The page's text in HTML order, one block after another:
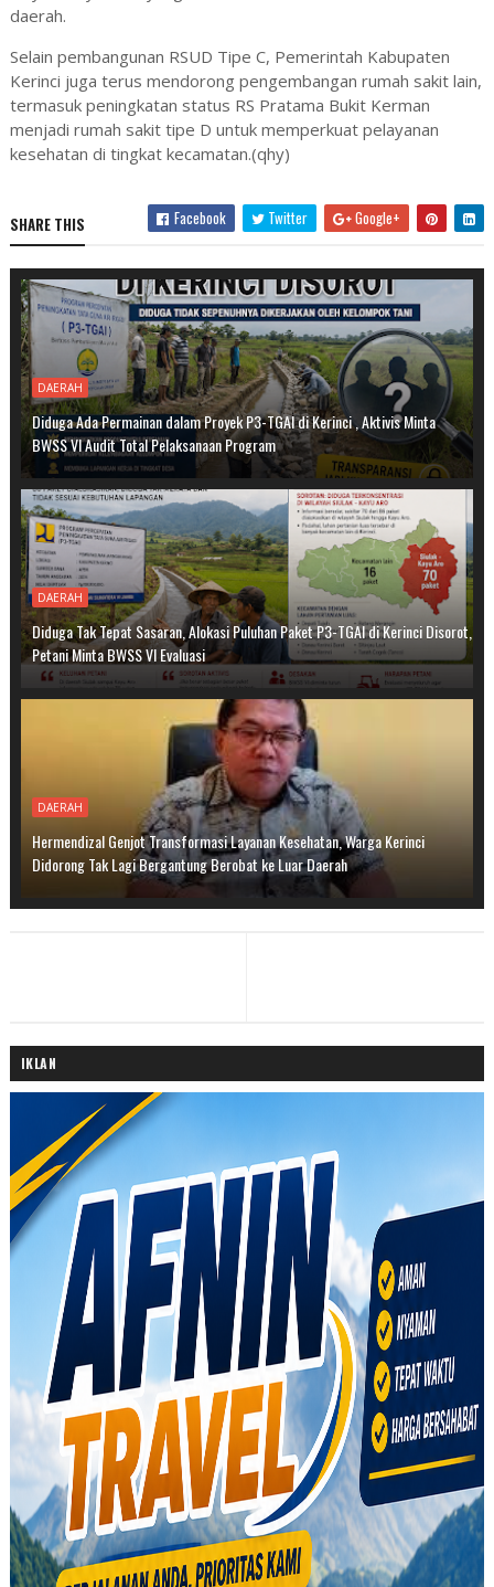
daerah.
Selain pembangunan RSUD Tipe C, Pemerintah Kabupaten
Kerinci juga terus mendorong pengembangan rumah sakit lain,
termasuk peningkatan status RS Pratama Bukit Kerman
menjadi rumah sakit tipe D untuk memperkuat pelayanan
kesehatan di tingkat kecamatan.(qhy)
SHARE THIS Facebook Twitter Google+
DAERAH
Diduga Ada Permainan dalam Proyek P3-TGAI di Kerinci , Aktivis Minta
BWSS VI Audit Total Pelaksanaan Program
DAERAH
Diduga Tak Tepat Sasaran, Alokasi Puluhan Paket P3-TGAI di Kerinci Disorot,
Petani Minta BWSS VI Evaluasi
DAERAH
Hermendizal Genjot Transformasi Layanan Kesehatan, Warga Kerinci
Didorong Tak Lagi Bergantung Berobat ke Luar Daerah
IKLAN